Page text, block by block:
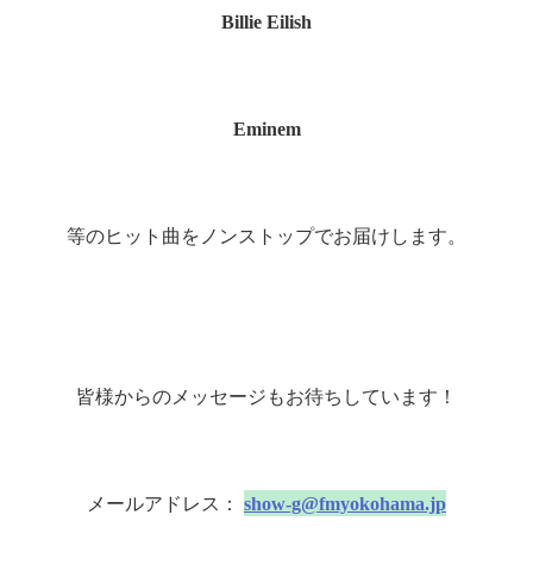
Billie Eilish
Eminem
等のヒット曲をノンストップでお届けします。
皆様からのメッセージもお待ちしています！
メールアドレス： show-g@fmyokohama.jp